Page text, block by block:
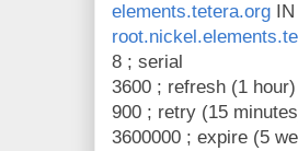
elements.tetera.org
8 ; serial
3600 ; refresh (1 hour)
900 ; retry (15
3600000 ; expire (5